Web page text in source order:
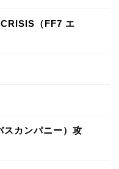
（FF7 エ
カンパニー）攻